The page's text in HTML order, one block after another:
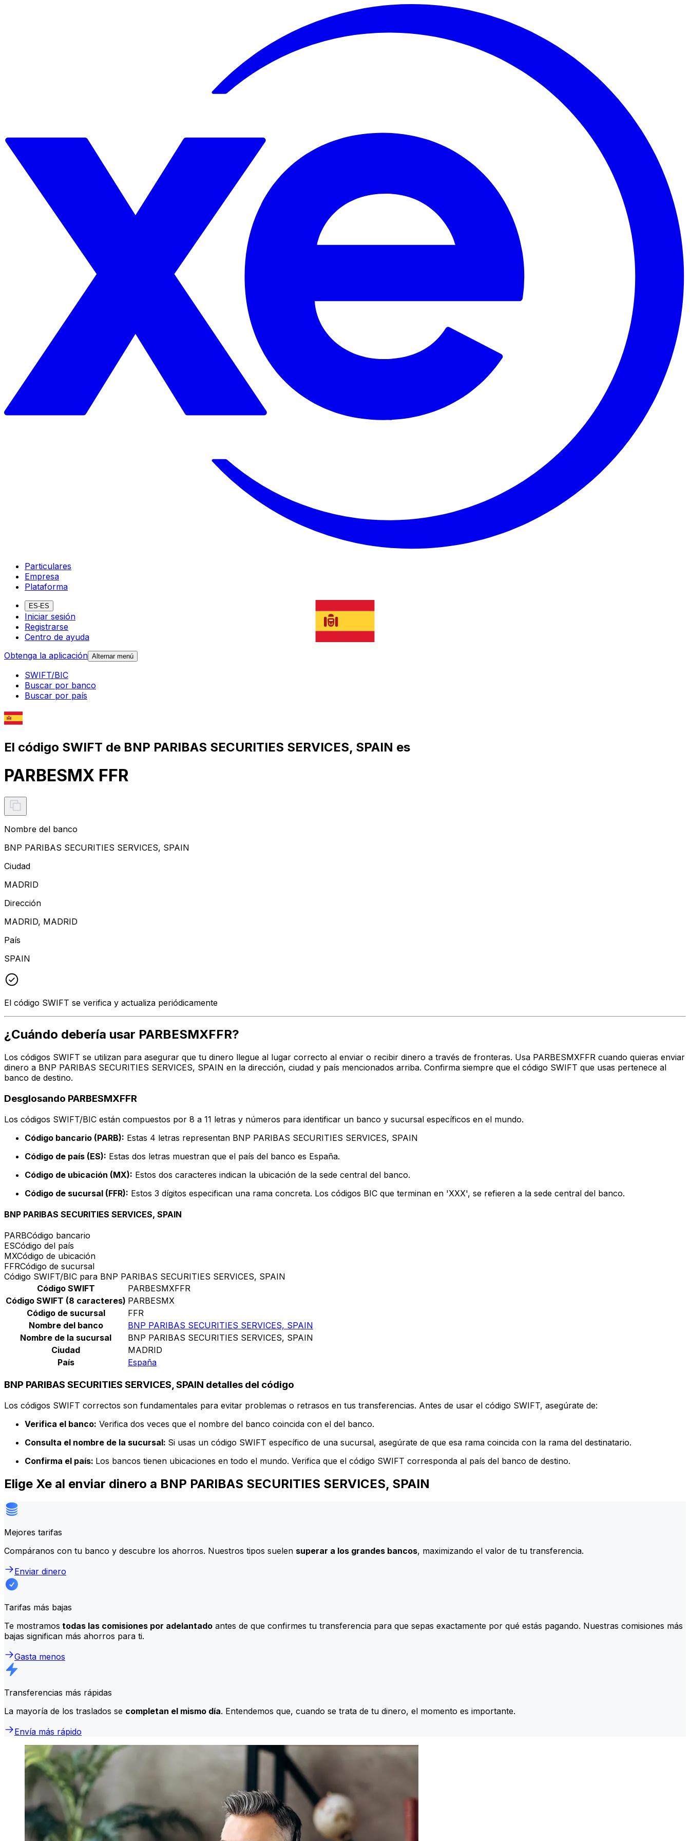
Particulares
Empresa
Plataforma
ES-ES
Iniciar sesión
Registrarse
Centro de ayuda
Obtenga la aplicación Alternar menú
SWIFT/BIC
Buscar por banco
Buscar por país
El código SWIFT de BNP PARIBAS SECURITIES SERVICES, SPAIN es
PARBESMX FFR
Nombre del banco
BNP PARIBAS SECURITIES SERVICES, SPAIN
Ciudad
MADRID
Dirección
MADRID, MADRID
País
SPAIN
El código SWIFT se verifica y actualiza periódicamente
¿Cuándo debería usar PARBESMXFFR?
Los códigos SWIFT se utilizan para asegurar que tu dinero llegue al lugar correcto al enviar o recibir dinero a través de fronteras. Usa PARBESMXFFR cuando quieras enviar
dinero a BNP PARIBAS SECURITIES SERVICES, SPAIN en la dirección, ciudad y país mencionados arriba. Confirma siempre que el código SWIFT que usas pertenece al
banco de destino.
Desglosando PARBESMXFFR
Los códigos SWIFT/BIC están compuestos por 8 a 11 letras y números para identificar un banco y sucursal específicos en el mundo.
Código bancario (PARB): Estas 4 letras representan BNP PARIBAS SECURITIES SERVICES, SPAIN
Código de país (ES): Estas dos letras muestran que el país del banco es España.
Código de ubicación (MX): Estos dos caracteres indican la ubicación de la sede central del banco.
Código de sucursal (FFR): Estos 3 dígitos especifican una rama concreta. Los códigos BIC que terminan en 'XXX', se refieren a la sede central del banco.
BNP PARIBAS SECURITIES SERVICES, SPAIN
PARBCódigo bancario
ESCódigo del país
MXCódigo de ubicación
FFRCódigo de sucursal
Código SWIFT/BIC para BNP PARIBAS SECURITIES SERVICES, SPAIN
Código SWIFT
PARBESMXFFR
Código SWIFT (8 caracteres) PARBESMX
Código de sucursal
FFR
Nombre del banco
BNP PARIBAS SECURITIES SERVICES, SPAIN
Nombre de la sucursal
BNP PARIBAS SECURITIES SERVICES, SPAIN
Ciudad
MADRID
País
España
BNP PARIBAS SECURITIES SERVICES, SPAIN detalles del código
Los códigos SWIFT correctos son fundamentales para evitar problemas o retrasos en tus transferencias. Antes de usar el código SWIFT, asegúrate de:
Verifica el banco: Verifica dos veces que el nombre del banco coincida con el del banco.
Consulta el nombre de la sucursal: Si usas un código SWIFT específico de una sucursal, asegúrate de que esa rama coincida con la rama del destinatario.
Confirma el país: Los bancos tienen ubicaciones en todo el mundo. Verifica que el código SWIFT corresponda al país del banco de destino.
Elige Xe al enviar dinero a BNP PARIBAS SECURITIES SERVICES, SPAIN
Mejores tarifas
Compáranos con tu banco y descubre los ahorros. Nuestros tipos suelen superar a los grandes bancos, maximizando el valor de tu transferencia.
Enviar dinero
Tarifas más bajas
Te mostramos todas las comisiones por adelantado antes de que confirmes tu transferencia para que sepas exactamente por qué estás pagando. Nuestras comisiones más
bajas significan más ahorros para ti.
Gasta menos
Transferencias más rápidas
La mayoría de los traslados se completan el mismo día. Entendemos que, cuando se trata de tu dinero, el momento es importante.
Envía más rápido